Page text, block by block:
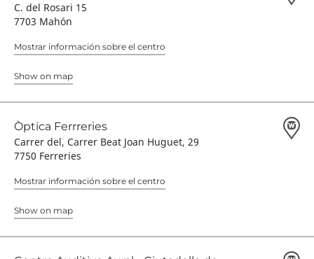
C. del Rosari 15
7703 Mahón
Mostrar información sobre el centro
Show on map
Òptica Ferrreries
Carrer del, Carrer Beat Joan Huguet, 29
7750 Ferreries
Mostrar información sobre el centro
Show on map